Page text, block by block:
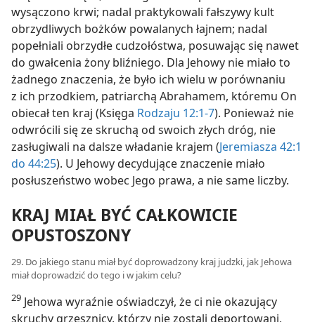
wysączono krwi; nadal praktykowali fałszywy kult
obrzydliwych bożków powalanych łajnem; nadal
popełniali obrzydłe cudzołóstwa, posuwając się nawet
do gwałcenia żony bliźniego. Dla Jehowy nie miało to
żadnego znaczenia, że było ich wielu w porównaniu
z ich przodkiem, patriarchą Abrahamem, któremu On
obiecał ten kraj (Księga Rodzaju 12:1-7). Ponieważ nie
odwrócili się ze skruchą od swoich złych dróg, nie
zasługiwali na dalsze władanie krajem (Jeremiasza 42:1
do 44:25). U Jehowy decydujące znaczenie miało
posłuszeństwo wobec Jego prawa, a nie same liczby.
KRAJ MIAŁ BYĆ CAŁKOWICIE
OPUSTOSZONY
29. Do jakiego stanu miał być doprowadzony kraj judzki, jak Jehowa
miał doprowadzić do tego i w jakim celu?
29 Jehowa wyraźnie oświadczył, że ci nie okazujący
skruchy grzesznicy, którzy nie zostali deportowani,